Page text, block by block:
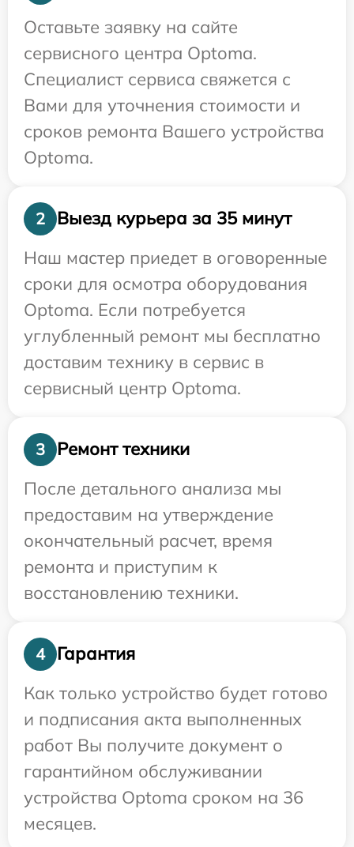
Оставьте заявку на сайте
сервисного центра Optoma.
Специалист сервиса свяжется с
Вами для уточнения стоимости и
сроков ремонта Вашего устройства
Optoma.
2
Выезд курьера за 35 минут
Наш мастер приедет в оговоренные
сроки для осмотра оборудования
Optoma. Если потребуется
углубленный ремонт мы бесплатно
доставим технику в сервис в
сервисный центр Optoma.
3
Ремонт техники
После детального анализа мы
предоставим на утверждение
окончательный расчет, время
ремонта и приступим к
восстановлению техники.
4
Гарантия
Как только устройство будет готово
и подписания акта выполненных
работ Вы получите документ о
гарантийном обслуживании
устройства Optoma сроком на 36
месяцев.